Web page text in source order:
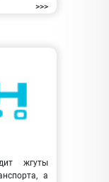
>>>
жгуты
а